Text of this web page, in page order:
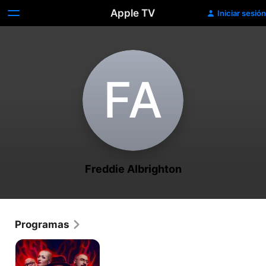
Apple TV Iniciar sesión
F‌A
Freddie Albrighton
Programas
Ink
Master